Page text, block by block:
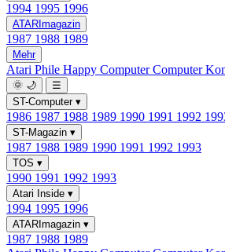
1994 1995 1996
ATARImagazin
1987 1988 1989
Mehr
Atari Phile Happy ComputerComputer
🌞 🌙
☰
ST-Computer ▾
1986 1987 1988 1989 1990 1991 1992
ST-Magazin ▾
1987 1988 1989 1990 1991 1992 1993
TOS ▾
1990 1991 1992 1993
Atari Inside ▾
1994 1995 1996
ATARImagazin ▾
1987 1988 1989